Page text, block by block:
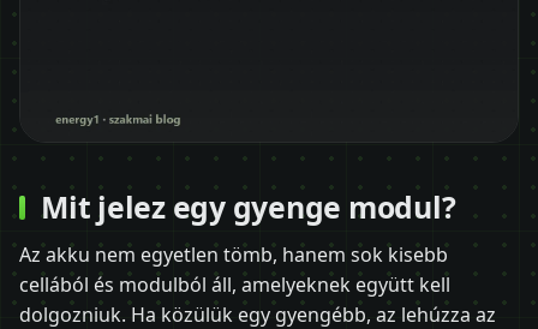
Mit jelez egy gyenge modul?
Az akku nem egyetlen tömb, hanem sok kisebb
cellából és modulból áll, amelyeknek együtt kell
dolgozniuk. Ha közülük egy gyengébb, az lehúzza az